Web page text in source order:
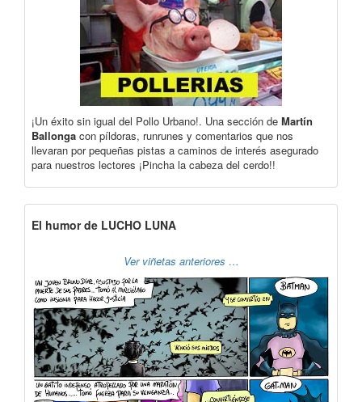
¡Un éxito sin igual del Pollo Urbano!. Una sección de Martín
Ballonga con píldoras, runrunes y comentarios que nos
llevaran por pequeñas pistas a caminos de interés asegurado
para nuestros lectores ¡Pincha la cabeza del cerdo!!
El humor de LUCHO LUNA
Ver viñetas anteriores …